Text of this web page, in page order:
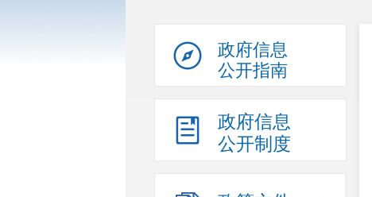
政府信息
公开指南
政府信息
公开制度